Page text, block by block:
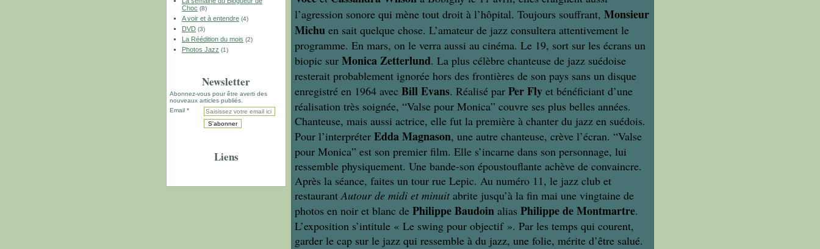
Choc (8)
A voir et à entendre (4)
DVD (3)
La Réédition du mois (2)
Photos Jazz (1)
Newsletter
Abonnez-vous pour être averti des
nouveaux articles publiés.
Email
Liens
l’agression sonore qui mène tout droit à l’hôpital. Toujours souffrant, Monsieur
Michu en sait quelque chose. L’amateur de jazz consultera attentivement le
programme. En mars, on le verra aussi au cinéma. Le 19, sort sur les écrans un
biopic sur Monica Zetterlund. La plus célèbre chanteuse de jazz suédoise
resterait probablement ignorée hors des frontières de son pays sans un disque
enregistré en 1964 avec Bill Evans. Réalisé par Per Fly et bénéficiant d’une
réalisation très soignée, “Valse pour Monica” couvre ses plus belles années.
Chanteuse, mais aussi actrice, elle fut la première à chanter du jazz en suédois.
Pour l’interpréter Edda Magnason, une autre chanteuse, crève l’écran. “Valse
pour Monica” est son premier film. Elle s’incarne dans son personnage, lui
ressemble physiquement. Une bande-son époustouflante achève de convaincre.
Après la séance, faites un tour rue Lepic. Au numéro 11, le jazz club et
restaurantAutour de midi et minuit abrite jusqu’à la fin mai une vingtaine de
photos en noir et blanc de Philippe Baudoin alias Philippe de Montmartre.
L’exposition s’intitule « Le swing pour objectif ». Par les temps qui courent,
garder le cap sur le jazz qui ressemble à du jazz, une folie, mérite d’être salué.